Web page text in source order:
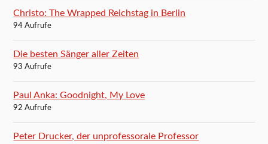
Christo: The Wrapped Reichstag in Berlin
94 Aufrufe
Die besten Sänger aller Zeiten
93 Aufrufe
Paul Anka: Goodnight, My Love
92 Aufrufe
Peter Drucker, der unprofessorale Professor